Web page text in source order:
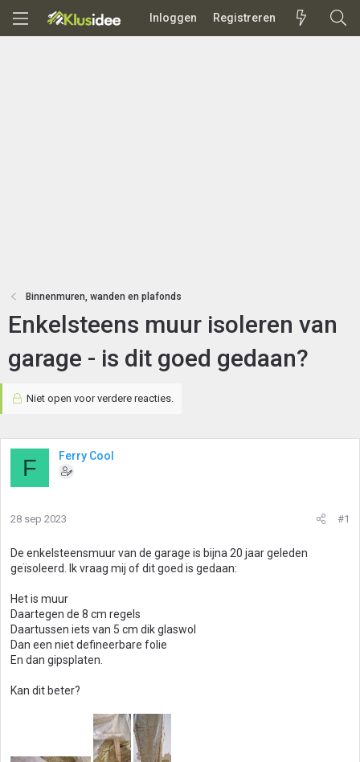
Inloggen Registreren
Binnenmuren, wanden en plafonds
Enkelsteens muur isoleren van
garage - is dit goed gedaan?
Niet open voor verdere reacties.
F Ferry Cool
28 sep 2023 #1
De enkelsteensmuur van de garage is bijna 20 jaar geleden
geïsoleerd. Ik vraag mij of dit goed is gedaan:
Het is muur
Daartegen de 8 cm regels
Daartussen iets van 5 cm dik glaswol
Dan een niet defineerbare folie
En dan gipsplaten.
Kan dit beter?